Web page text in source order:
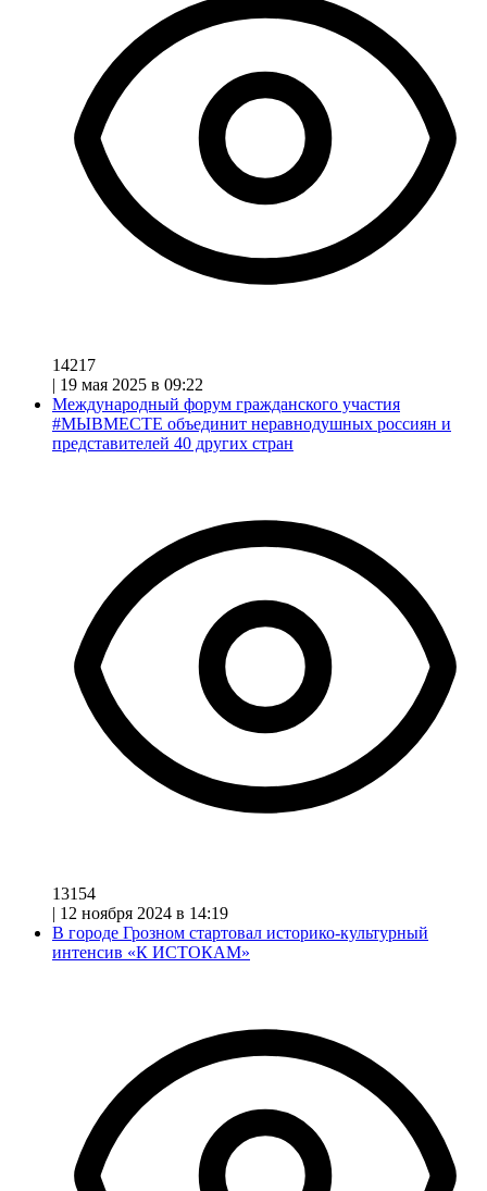
14217
| 19 мая 2025 в 09:22
Международный форум гражданского участия
#МЫВМЕСТЕ объединит неравнодушных россиян и
представителей 40 других стран
13154
| 12 ноября 2024 в 14:19
В городе Грозном стартовал историко-культурный
интенсив «К ИСТОКАМ»